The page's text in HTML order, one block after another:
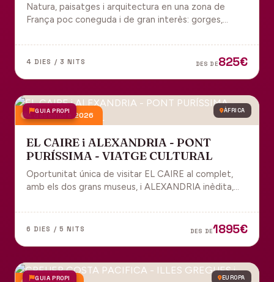
Natura, paisatges i arquitectura en una zona de
França poc coneguda i de gran interès: gorges,
de Millau.
4 DIES / 3 NITS DES DE825€
GUIA PROPI ÀFRICA
4 desembre 2026
EL CAIRE i ALEXANDRIA - PONT
PURÍSSIMA - VIATGE CULTURAL
Oportunitat única de visitar EL CAIRE al complet,
amb els dos grans museus, i ALEXANDRIA inèdita,
6 DIES / 5 NITS DES DE1895€
GUIA PROPI EUROPA